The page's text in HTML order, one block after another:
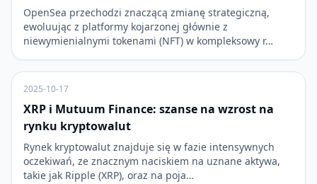
OpenSea przechodzi znaczącą zmianę strategiczną,
ewoluując z platformy kojarzonej głównie z
niewymienialnymi tokenami (NFT) w kompleksowy r…
2025-10-17
XRP i Mutuum Finance: szanse na wzrost na
rynku kryptowalut
Rynek kryptowalut znajduje się w fazie intensywnych
oczekiwań, ze znacznym naciskiem na uznane aktywa,
takie jak Ripple (XRP), oraz na poja…